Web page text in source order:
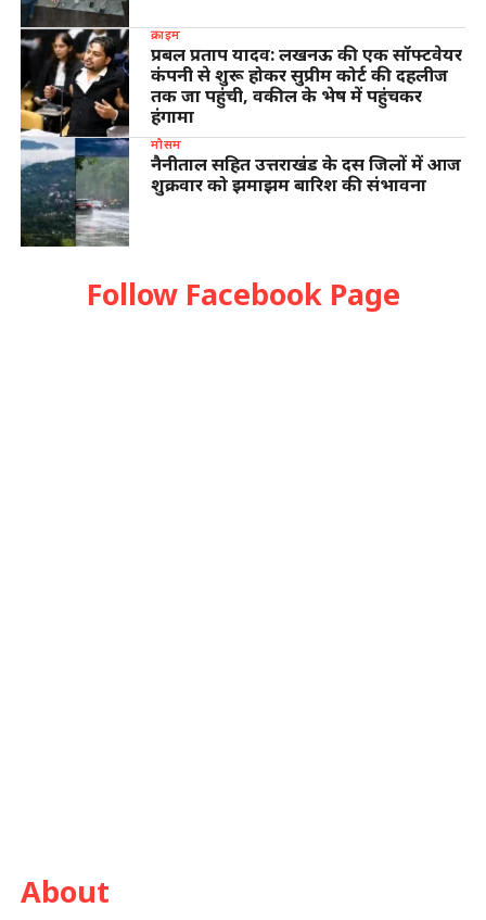
क्राइम
प्रबल प्रताप यादव: लखनऊ की एक सॉफ्टवेयर
कंपनी से शुरू होकर सुप्रीम कोर्ट की दहलीज
तक जा पहुंची, वकील के भेष में पहुंचकर
हंगामा
मौसम
नैनीताल सहित उत्तराखंड के दस जिलों में आज
शुक्रवार को झमाझम बारिश की संभावना
Follow Facebook Page
About